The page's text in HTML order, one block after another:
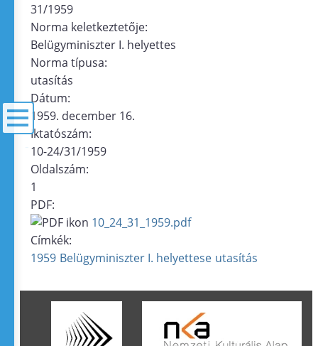
31/1959
Norma keletkeztetője:
Belügyminiszter I. helyettes
Norma típusa:
utasítás
Dátum:
1959. december 16.
Iktatószám:
10-24/31/1959
Oldalszám:
1
PDF:
10_24_31_1959.pdf
Címkék:
1959 Belügyminiszter I. helyettese utasítás